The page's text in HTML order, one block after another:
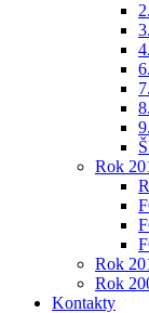
Rok
Rok
Rok
Kontakty